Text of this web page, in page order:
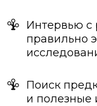
Интервью с
правильно
Поиск
и полезные